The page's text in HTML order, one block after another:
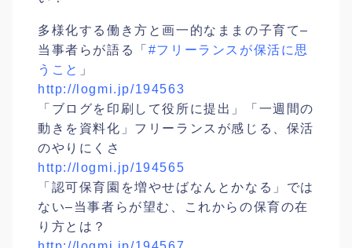
多様化する働き方と画一的なままの子育て–
当事者らが語る「 #フリーランスが保活に思
うこと
」
http://logmi.jp/194563
「ブログを印刷して役所に提出」「一週間の
動きを資料化」フリーランスが感じる、保活
のやりにくさ
http://logmi.jp/194565
「認可保育園を増やせばなんとかなる」では
ない–当事者らが望む、これからの保育の在
り方とは？